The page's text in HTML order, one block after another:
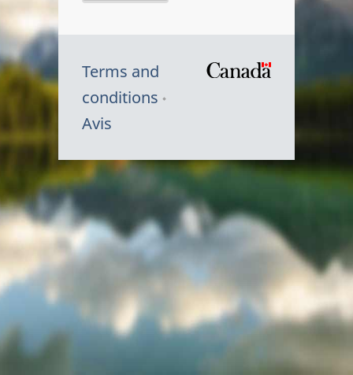
Terms and
conditions
Avis
Symbole
du